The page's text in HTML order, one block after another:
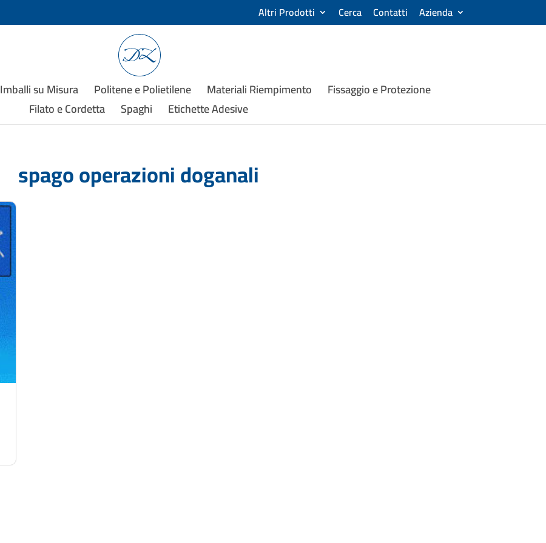
Altri Prodotti Cerca Contatti Azienda
Imballi su Misura Politene e Polietilene Materiali Riempimento
Fissaggio e Protezione
Filato e Cordetta
Spaghi Etichette Adesive
spago operazioni doganali